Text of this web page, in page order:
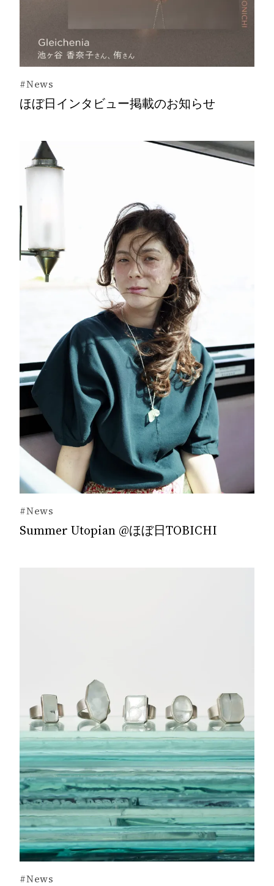
#News
ほぼ日インタビュー掲載のお知らせ
#News
Summer Utopian @ほぼ日TOBICHI
#News